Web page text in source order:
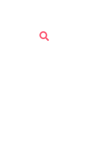
Rechercher